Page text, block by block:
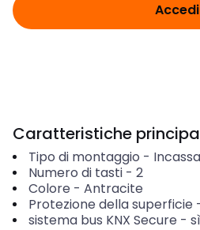
Accedi
Caratteristiche
Tipo di montaggio -
Numero di tasti- 2
Colore - Antracite
Protezione della superficie
sistema bus KNX Secure - sì